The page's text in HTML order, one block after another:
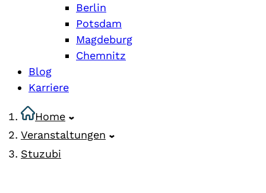
Berlin
Potsdam
Magdeburg
Chemnitz
Blog
Karriere
Home
Veranstaltungen
Stuzubi